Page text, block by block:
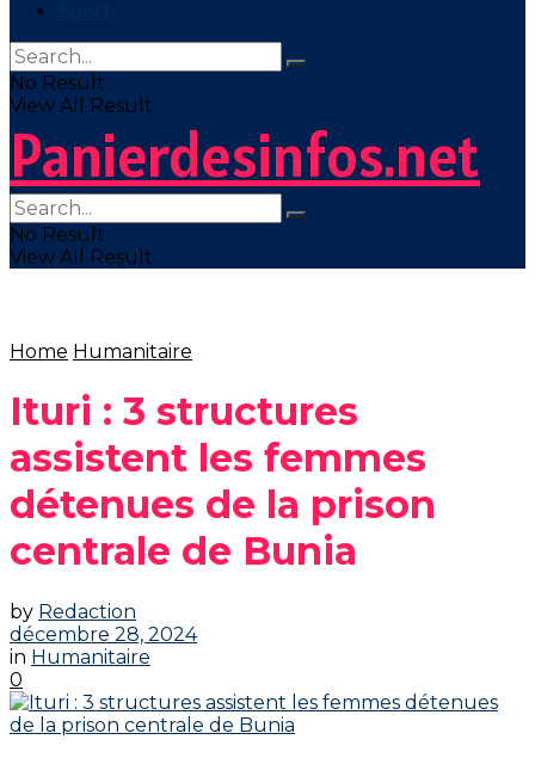
No Result
View All Result
Panierdesinfos.net
No Result
View All Result
Home Humanitaire
Ituri : 3 structures
assistent les femmes
détenues de la prison
centrale de Bunia
by Redaction
décembre 28, 2024
in Humanitaire
0